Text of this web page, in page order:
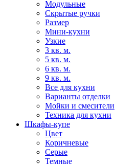
Модульные
Скрытые ручки
Размер
Мини-кухни
Узкие
3 кв. м.
5 кв. м.
6 кв. м.
9 кв. м.
Все для кухни
Варианты отделки
Мойки и смесители
Техника для кухни
Шкафы-купе
Цвет
Коричневые
Серые
Темные